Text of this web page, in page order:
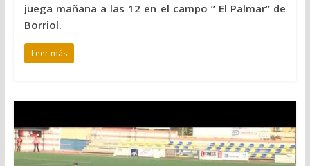
juega mañana a las 12 en el campo ” El Palmar” de
Borriol.
Leer más